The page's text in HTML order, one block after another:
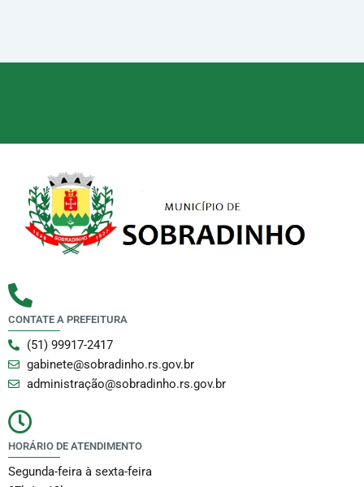
CONTATE A PREFEITURA
(51) 99917-2417
gabinete@sobradinho.rs.gov.br
administração@sobradinho.rs.gov.br
HORÁRIO DE ATENDIMENTO
Segunda-feira à sexta-feira